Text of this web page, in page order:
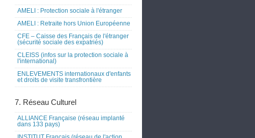
AMELI : Protection sociale à l'étranger
AMELI : Retraite hors Union Européenne
CFE – Caisse des Français de l'étranger
(sécurité sociale des expatriés)
CLEISS (infos sur la protection sociale à
l'international)
ENLEVEMENTS internationaux d'enfants
et droits de visite transfrontière
7. Réseau Culturel
ALLIANCE Française (réseau implanté
dans 133 pays)